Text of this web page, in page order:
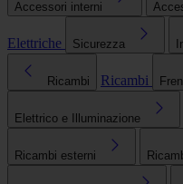
Accessori interni
Elettriche Sicurezza
Ricambi Ricambi
Elettrico e Illuminazione
Ricambi esterni